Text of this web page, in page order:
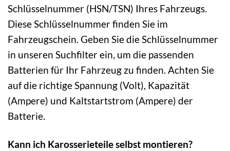
Schlüsselnummer (HSN/TSN) Ihres Fahrzeugs.
Diese Schlüsselnummer finden Sie im
Fahrzeugschein. Geben Sie die Schlüsselnummer
in unseren Suchfilter ein, um die passenden
Batterien für Ihr Fahrzeug zu finden. Achten Sie
auf die richtige Spannung (Volt), Kapazität
(Ampere) und Kaltstartstrom (Ampere) der
Batterie.
Kann ich Karosserieteile selbst montieren?